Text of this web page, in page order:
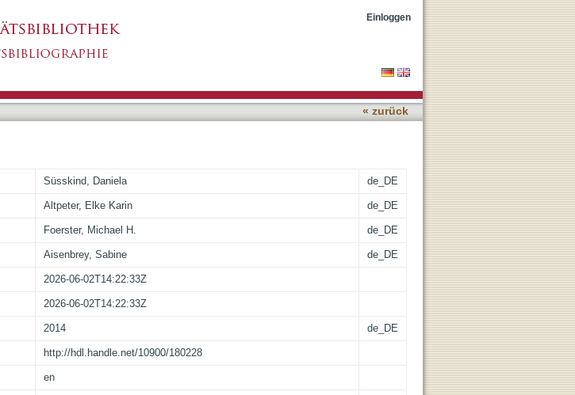
Einloggen
« zurück
Süsskind, Daniela de_DE
Altpeter, Elke Karin de_DE
Foerster, Michael H. de_DE
Aisenbrey, Sabine de_DE
2026-06-02T14:22:33Z
2026-06-02T14:22:33Z
2014 de_DE
http://hdl.handle.net/10900/180228
en